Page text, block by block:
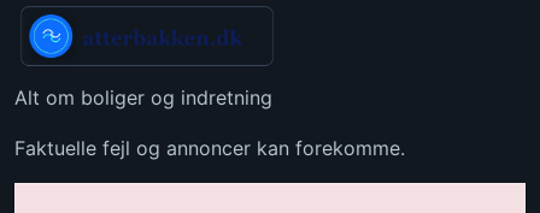
Alt om boliger og indretning
Faktuelle fejl og annoncer kan forekomme.